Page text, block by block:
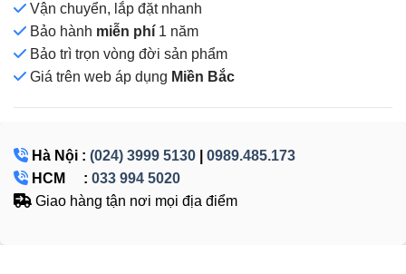
Vận chuyển, lắp đặt nhanh
Bảo hành miễn phí 1 năm
Bảo trì trọn vòng đời sản phẩm
Giá trên web áp dụng Miền Bắc
Hà Nội : (024) 3999 5130
0989.485.173
HCM : 033 994 5020
Giao hàng tận nơi mọi địa điểm